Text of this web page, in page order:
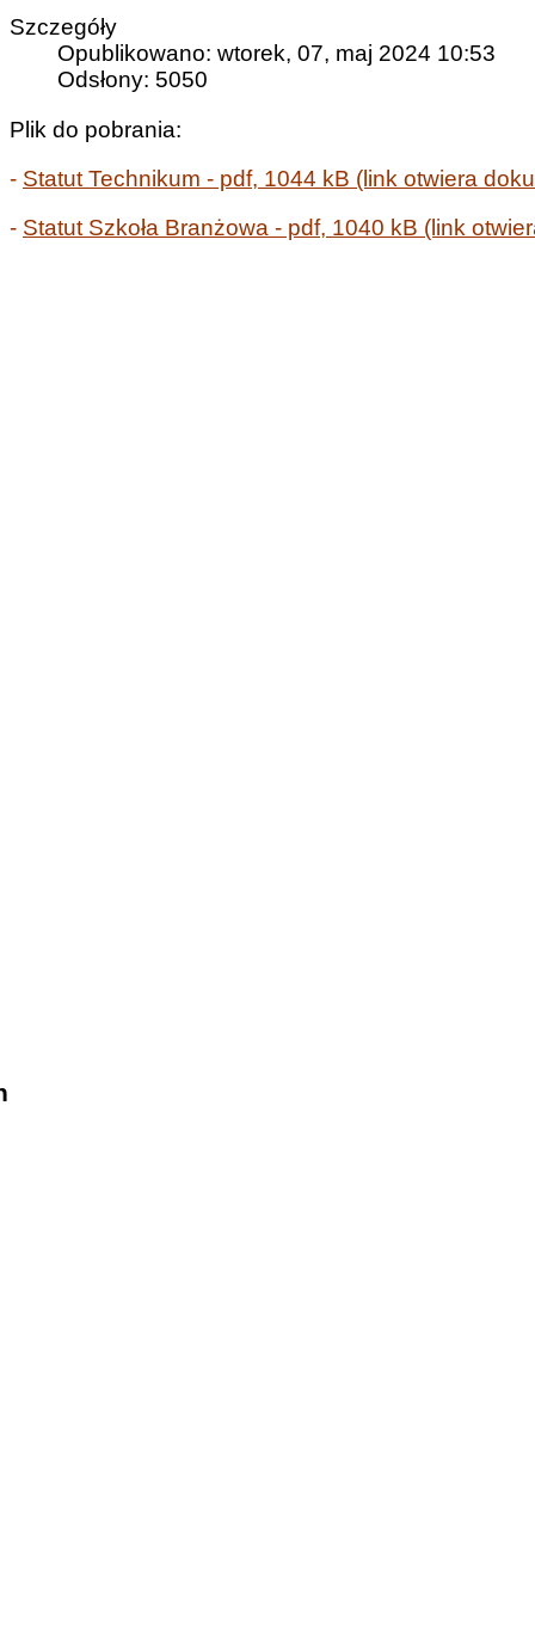
Szczegóły
Opublikowano: wtorek, 07, maj 2024 10:53
Odsłony: 5050
Plik do pobrania:
- Statut Technikum - pdf, 1044 kB (link otwiera
- Statut Szkoła Branżowa - pdf, 1040 kB (link